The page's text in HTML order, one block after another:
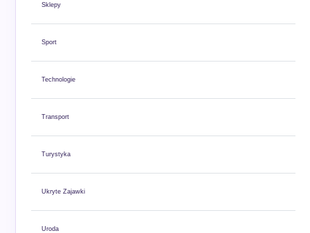
Sklepy
Sport
Technologie
Transport
Turystyka
Ukryte Zajawki
Uroda